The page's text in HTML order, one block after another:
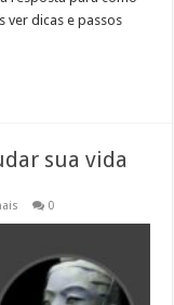
ver dicas e passos
sua vida
0